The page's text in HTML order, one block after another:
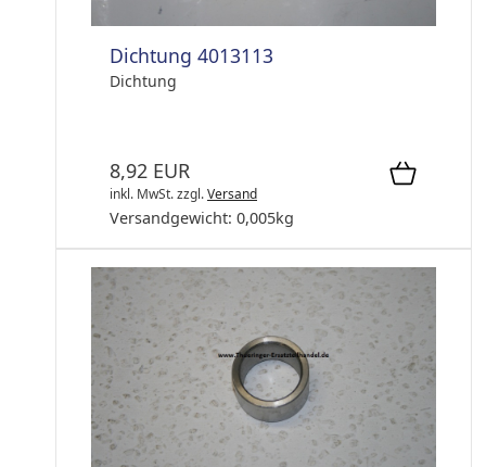
Dichtung 4013113
Dichtung
8,92 EUR
inkl. MwSt.zzgl.Versand
Versandgewicht: 0,005kg